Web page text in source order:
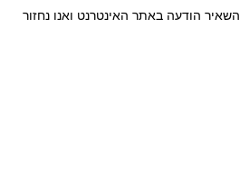
9:00 – 17:00 או להשאיר הודעה באתר האינטרנט ואנו נחזור